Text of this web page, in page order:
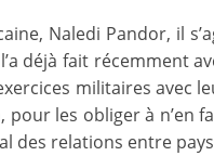
Naledi Pandor, il
déjà fait récemment
militaires avec
les obliger à n’en
des relations entre